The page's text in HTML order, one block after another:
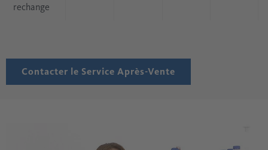
rechange
Contacter le Service Après-Vente